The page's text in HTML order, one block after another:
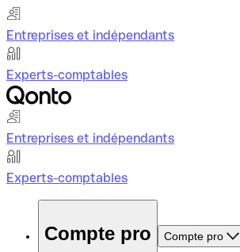
Entreprises et indépendants
Experts-comptables
Entreprises et indépendants
Experts-comptables
Compte pro Compte pro